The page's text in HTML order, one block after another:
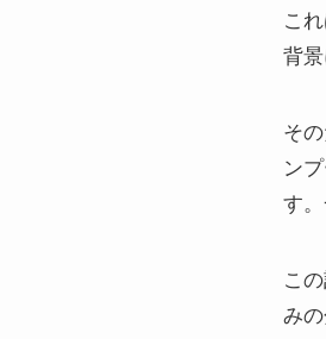
こ
背景
その
ン
す
こ
み